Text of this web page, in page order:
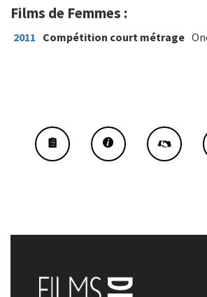
Films de Femmes :
2011 Compétition court métrage